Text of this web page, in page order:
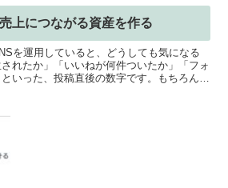
上につながる資産を作る
を運用していると、どうしても気になる
れたか」「いいねが何件ついたか」「フォ
いった、投稿直後の数字です。もちろん、